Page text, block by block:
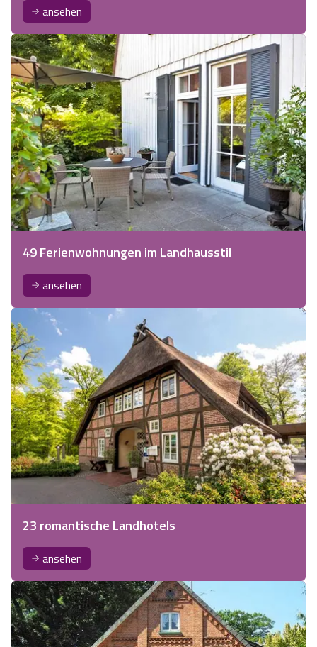
ansehen
49 Ferienwohnungen im Landhausstil
ansehen
23 romantische Landhotels
ansehen